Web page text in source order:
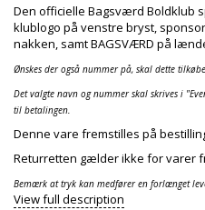
Den officielle Bagsværd Boldklub
klublogo på venstre bryst,
nakken, samt BAGSVÆRD på
Ønskes der også nummer på, skal dette
Det valgte navn og nummer skal skrives i
til betalingen.
Denne vare fremstilles på
Returretten gælder ikke for varer
Bemærk at tryk kan medfører en forlænget
View full description